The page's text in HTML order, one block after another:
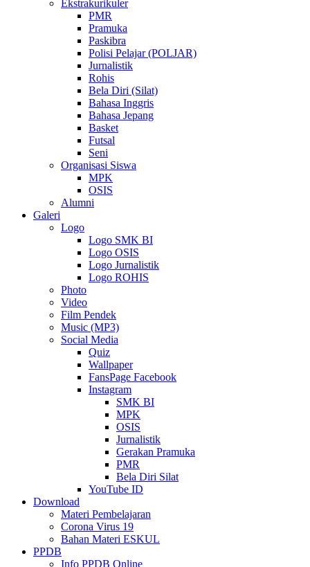
Ekstrakurikuler
PMR
Pramuka
Paskibra
Polisi Pelajar (POLJAR)
Jurnalistik
Rohis
Bela Diri (Silat)
Bahasa Inggris
Bahasa Jepang
Basket
Futsal
Seni
Organisasi Siswa
MPK
OSIS
Alumni
Galeri
Logo
Logo SMK BI
Logo OSIS
Logo Jurnalistik
Logo ROHIS
Photo
Video
Film Pendek
Music (MP3)
Social Media
Quiz
Wallpaper
FansPage Facebook
Instagram
SMK BI
MPK
OSIS
Jurnalistik
Gerakan Pramuka
PMR
Bela Diri Silat
YouTube ID
Download
Materi Pembelajaran
Corona Virus 19
Bahan Materi ESKUL
PPDB
Info PPDB Online